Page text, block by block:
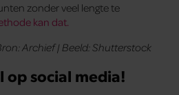
zonder veel lengte te
kan dat.
Archief | Beeld: Shutterstock
op social media!